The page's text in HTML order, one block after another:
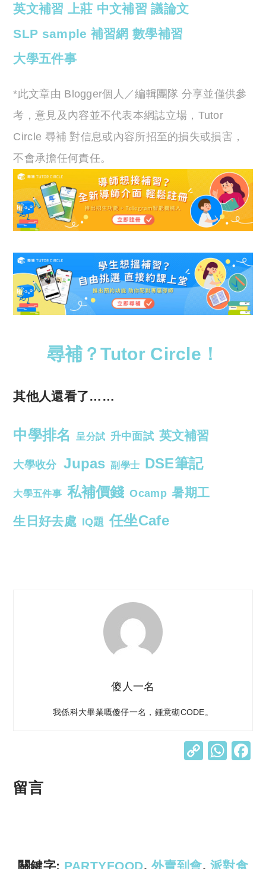
英文補習 上莊 中文補習 議論文
SLP sample 補習網 數學補習
大學五件事
*此文章由 Blogger個人／編輯團隊 分享並僅供參
考，意見及內容並不代表本網誌立場，Tutor
Circle 尋補 對信息或內容所招至的損失或損害，
不會承擔任何責任。
尋補？Tutor Circle！
其他人還看了……
中學排名 呈分試 升中面試 英文補習
大學收分 Jupas 副學士 DSE筆記
大學五件事 私補價錢 Ocamp 暑期工
生日好去處 IQ題 任坐Cafe
傻人一名
我係科大畢業嘅傻仔一名，鍾意砌CODE。
C
k
W
p
留言
關鍵字: PARTYFOOD, 外賣到會, 派對食